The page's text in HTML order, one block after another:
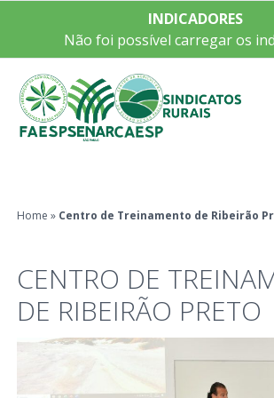
INDICADORES
Não foi possível carregar os
Home » Centro de Treinamento de Ribeirão
CENTRO DE
DE RIBEIRÃO PRETO